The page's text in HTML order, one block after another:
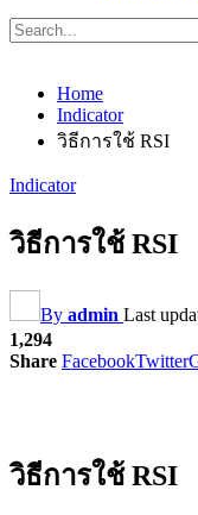
Home
Indicator
วิธีการใช้ RSI
Indicator
วิธีการใช้ RSI
By admin Last
1,294
Share FacebookTwitter
วิธีการใช้ RSI